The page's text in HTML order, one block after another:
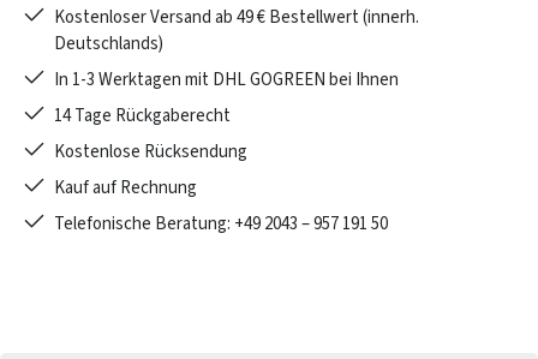
Kostenloser Versand ab 49 € Bestellwert (innerh.
Deutschlands)
In 1-3 Werktagen mit DHL GOGREEN bei Ihnen
14 Tage Rückgaberecht
Kostenlose Rücksendung
Kauf auf Rechnung
Telefonische Beratung: +49 2043 – 957 191 50